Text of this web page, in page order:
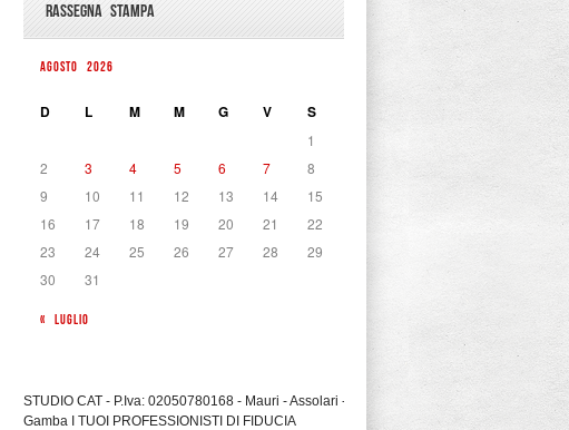
RASSEGNA STAMPA
AGOSTO 2026
D L M M G V S
« LUGLIO
1
2
3 4 5 6 7
8
9
10 11 12 13 14
15
16
17 18 19 20 21
22
23
24 25 26 27 28
29
30
31
STUDIO CAT - P.Iva: 02050780168 - Mauri - Assolari -
Gamba I TUOI PROFESSIONISTI DI FIDUCIA